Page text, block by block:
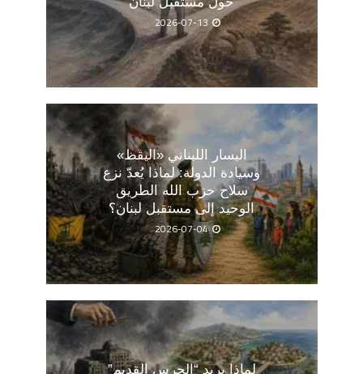
2026-07-13
اليسار اللبناني «اليقظ»
وسيادة الدولة: لماذا يُعدّ نزع
سلاح حزب الله الطريق
الوحيد إلى مستقبل لبنان؟
2026-07-04
لماذا يريد “الحرس القديم”